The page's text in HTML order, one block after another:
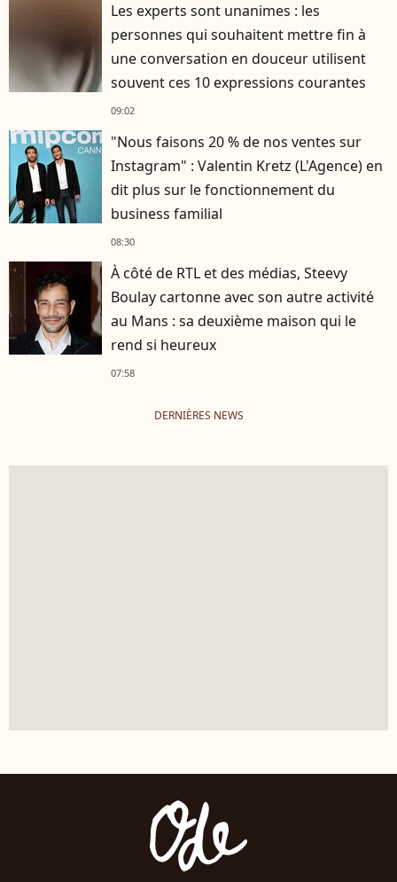
Les experts sont unanimes : les
personnes qui souhaitent mettre fin à
une conversation en douceur utilisent
souvent ces 10 expressions courantes
09:02
"Nous faisons 20 % de nos ventes sur
Instagram" : Valentin Kretz (L'Agence) en
dit plus sur le fonctionnement du
business familial
08:30
À côté de RTL et des médias, Steevy
Boulay cartonne avec son autre activité
au Mans : sa deuxième maison qui le
rend si heureux
07:58
DERNIÈRES NEWS